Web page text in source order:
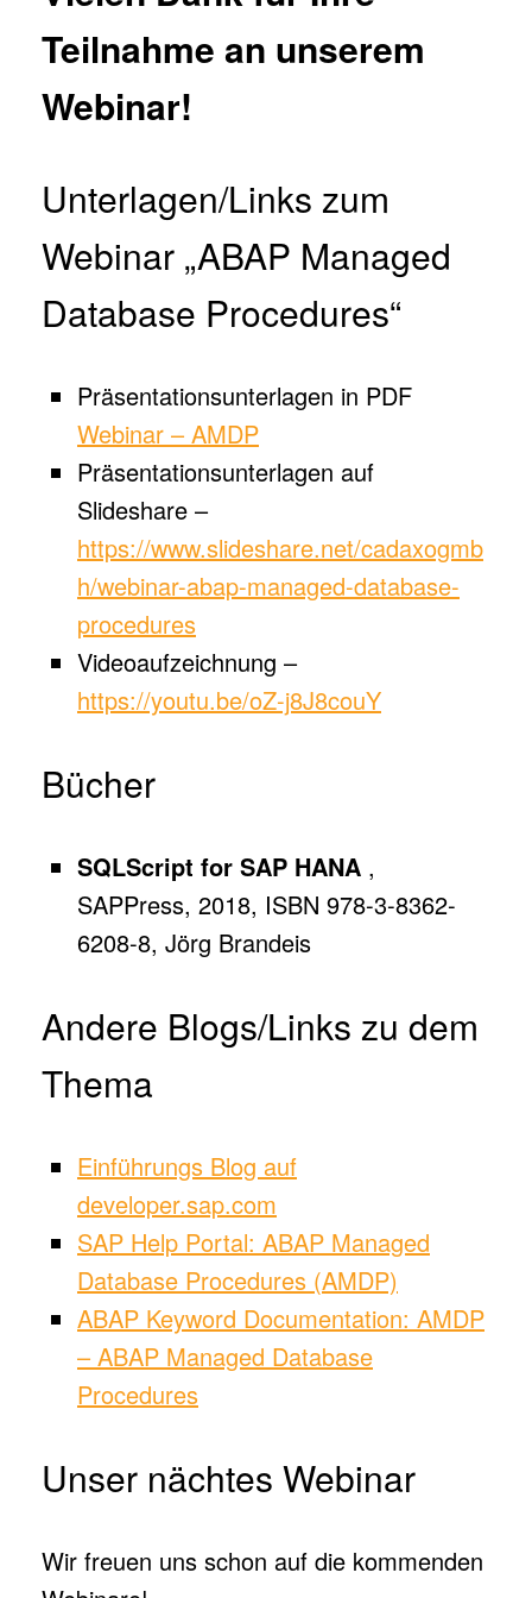
Teilnahme an unserem
Webinar!
Unterlagen/Links zum
Webinar „ABAP Managed
Database Procedures“
Präsentationsunterlagen in PDF
Webinar – AMDP
Präsentationsunterlagen auf
Slideshare –
https://www.slideshare.net/cadaxogmb
h/webinar-abap-managed-database-
procedures
Videoaufzeichnung –
https://youtu.be/oZ-j8J8couY
Bücher
SQLScript for SAP HANA ,
SAPPress, 2018, ISBN 978-3-8362-
6208-8, Jörg Brandeis
Andere Blogs/Links zu dem
Thema
Einführungs Blog auf
developer.sap.com
SAP Help Portal: ABAP Managed
Database Procedures (AMDP)
ABAP Keyword Documentation: AMDP
– ABAP Managed Database
Procedures
Unser nächtes Webinar
Wir freuen uns schon auf die kommenden
Zusätzliche Nachricht (optional)
DSGVO Datenschutzbestimmungen *
Daten nach der EU-DSGVO zu und akzeptiere die
Absenden